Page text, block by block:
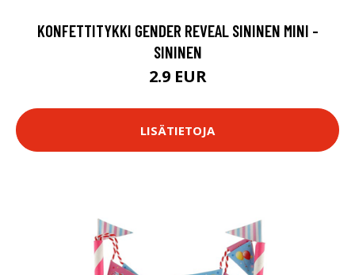
KONFETTITYKKI GENDER REVEAL SININEN MINI -
SININEN
2.9 EUR
LISÄTIETOJA